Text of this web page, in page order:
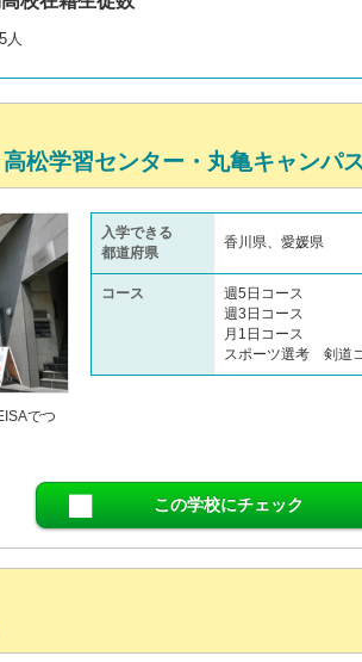
人
松学習センター・丸亀キャンパ
でつ
入学できる
都道府県
香川県、愛媛県
コース
週5日コース
週3日コース
月1日コース
スポーツ選考 剣道
この学校にチェック